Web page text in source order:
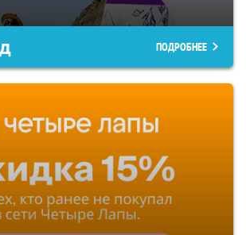
ПОДРОБНЕЕ